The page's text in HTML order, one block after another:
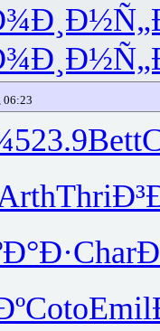
06:23
523.9Bett
Thri
Char
CotoEmil